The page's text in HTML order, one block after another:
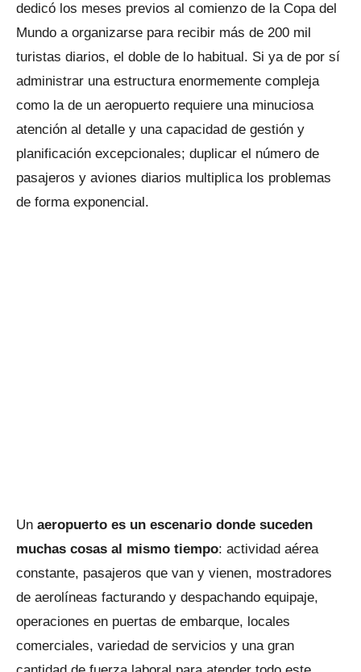
dedicó los meses previos al comienzo de la Copa del
Mundo a organizarse para recibir más de 200 mil
turistas diarios, el doble de lo habitual. Si ya de por sí
administrar una estructura enormemente compleja
como la de un aeropuerto requiere una minuciosa
atención al detalle y una capacidad de gestión y
planificación excepcionales; duplicar el número de
pasajeros y aviones diarios multiplica los problemas
de forma exponencial.
Un aeropuerto es un escenario donde suceden
muchas cosas al mismo tiempo: actividad aérea
constante, pasajeros que van y vienen, mostradores
de aerolíneas facturando y despachando equipaje,
operaciones en puertas de embarque, locales
comerciales, variedad de servicios y una gran